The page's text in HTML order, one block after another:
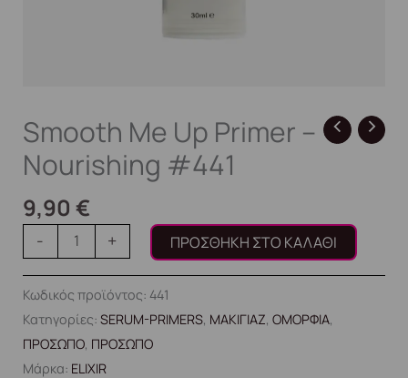
Smooth Me Up Primer –
Nourishing #441
9,90 €
- + ΠΡΟΣΘΉΚΗ ΣΤΟ ΚΑΛΆΘΙ
Κωδικός προϊόντος: 441
Κατηγορίες: SERUM-PRIMERS, ΜΑΚΙΓΙΑΖ, ΟΜΟΡΦΙΑ,
ΠΡΟΣΩΠΟ, ΠΡΟΣΩΠΟ
Μάρκα: ELIXIR